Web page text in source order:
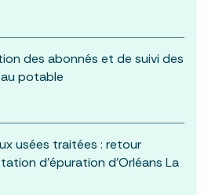
des abonnés et de suivi des
potable
usées traitées : retour
d’épuration d’Orléans La